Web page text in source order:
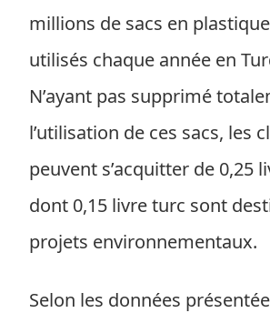
millions de sacs en
utilisés chaque année en
N’ayant pas supprimé
l’utilisation de ces sacs, les
peuvent s’acquitter de 0,25
dont 0,15 livre turc sont
projets environnementaux.
Selon les données